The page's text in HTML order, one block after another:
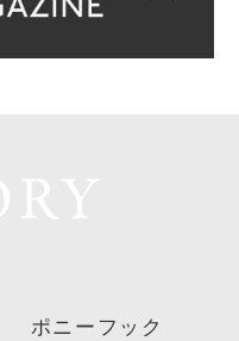
ポニーフック